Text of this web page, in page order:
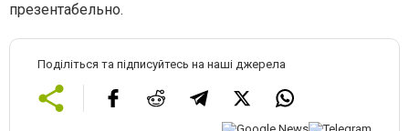
презентабельно.
Поділіться та підписуйтесь на наші джерела